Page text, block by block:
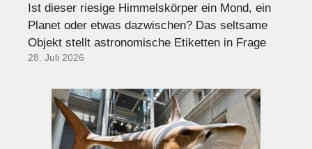
Ist dieser riesige Himmelskörper ein Mond, ein
Planet oder etwas dazwischen? Das seltsame
Objekt stellt astronomische Etiketten in Frage
28. Juli 2026